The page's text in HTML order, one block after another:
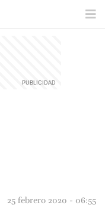
25 febrero 2020 - 06:55